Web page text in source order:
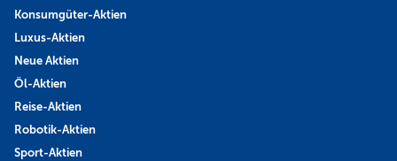
Konsumgüter-Aktien
Luxus-Aktien
Neue Aktien
Öl-Aktien
Reise-Aktien
Robotik-Aktien
Sport-Aktien